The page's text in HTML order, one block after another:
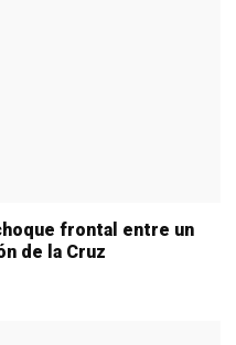
frontal entre un
de la Cruz